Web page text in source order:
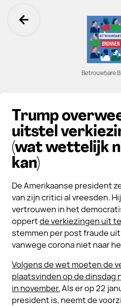
Ga terug
Betrouwbare
Trump
uitstel
(wat wettelijk
kan)
De Amerikaanse president
van zijn critici al vreesden.
vertrouwen in het
oppertde verkiezingen uit
stemmen per post fraude
vanwege corona niet naar
Volgens de wet moeten de
plaatsvinden op de dinsdag
in november.Als er op 22
president is, neemt de